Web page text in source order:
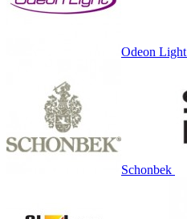
Odeon Light
Schonbek